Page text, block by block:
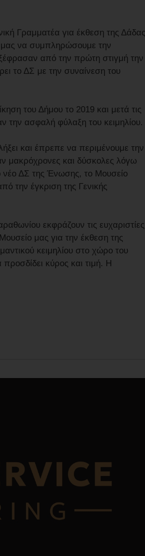
Γραμματέα για έκθεση της Δάδας
μας να συμπληρώσουμε την
από την πρώτη στιγμή την
το ΔΣ με την συναίνεση του
του Δήμου το 2019 και μετά τις
την ασφαλή φύλαξη του κειμηλίου.
και έπρεπε να περιμένουμε την
μακρόχρονες και δύσκολες λόγω
νέο ΔΣ της Ένωσης, το Μουσείο
την έγκριση της Γενικής
εκφράζουν τις ευχαριστίες
μας για την έκθεση της
κειμηλίου στο χώρο του
κύρος και τιμή. Η